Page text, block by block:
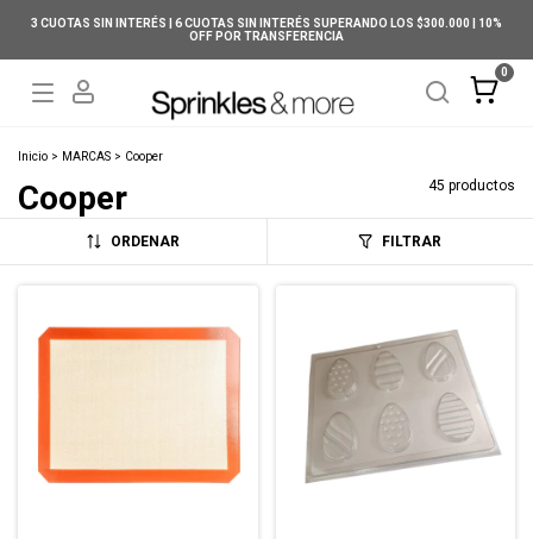
3 CUOTAS SIN INTERÉS | 6 CUOTAS SIN INTERÉS SUPERANDO LOS $300.000 | 10%
OFF POR TRANSFERENCIA
0
Inicio > MARCAS > Cooper
Cooper 45 productos
ORDENAR FILTRAR